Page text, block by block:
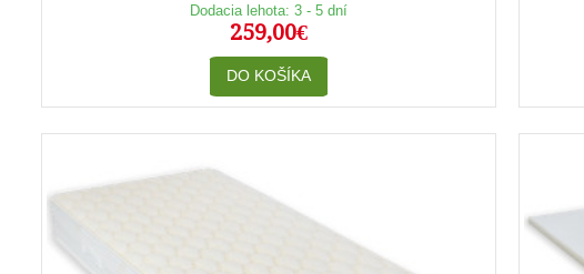
Dodacia lehota: 3 - 5 dní
259,00€
DO KOŠÍKA